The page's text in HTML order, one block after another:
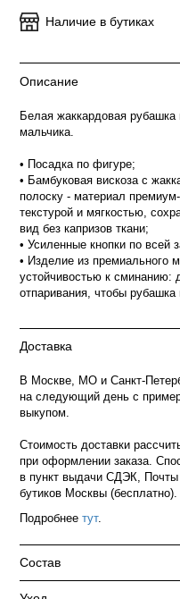
Наличие в бутиках
Описание
Белая жаккардовая рубашка
мальчика.
• Посадка по фигуре;
• Бамбуковая вискоза с
полоску - материал
текстурой и мягкостью,
вид без капризов ткани;
• Усиленные кнопки по всей
• Изделие из премиального
устойчивостью к сминанию:
отпаривания, чтобы
Доставка
В Москве, МО и Санкт-
на следующий день с
выкупом.
Стоимость доставки
при оформлении заказа.
в пункт выдачи СДЭК,
бутиков Москвы (бесплатно).
Подробнее тут.
Состав